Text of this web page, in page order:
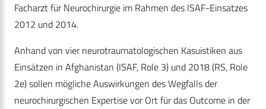
Facharzt für Neurochirurgie im Rahmen des ISAF-Einsatzes
2012 und 2014.
Anhand von vier neurotraumatologischen Kasuistiken aus
Einsätzen in Afghanistan (ISAF, Role 3) und 2018 (RS, Role
2e) sollen mögliche Auswirkungen des ­Wegfalls der
neurochirurgischen Expertise vor Ort für das Outcome in der